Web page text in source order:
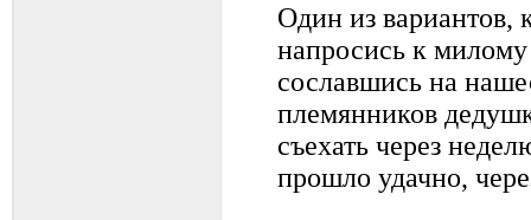
Один из вариантов,
напросись к
сославшись на
племянников
съехать через
прошло удачно,